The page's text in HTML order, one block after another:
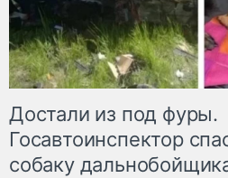
Достали из под фуры.
Госавтоинспектор
собаку